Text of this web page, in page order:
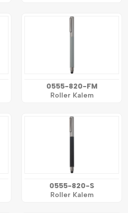
0555-820-FM
Roller Kalem
0555-820-S
Roller Kalem